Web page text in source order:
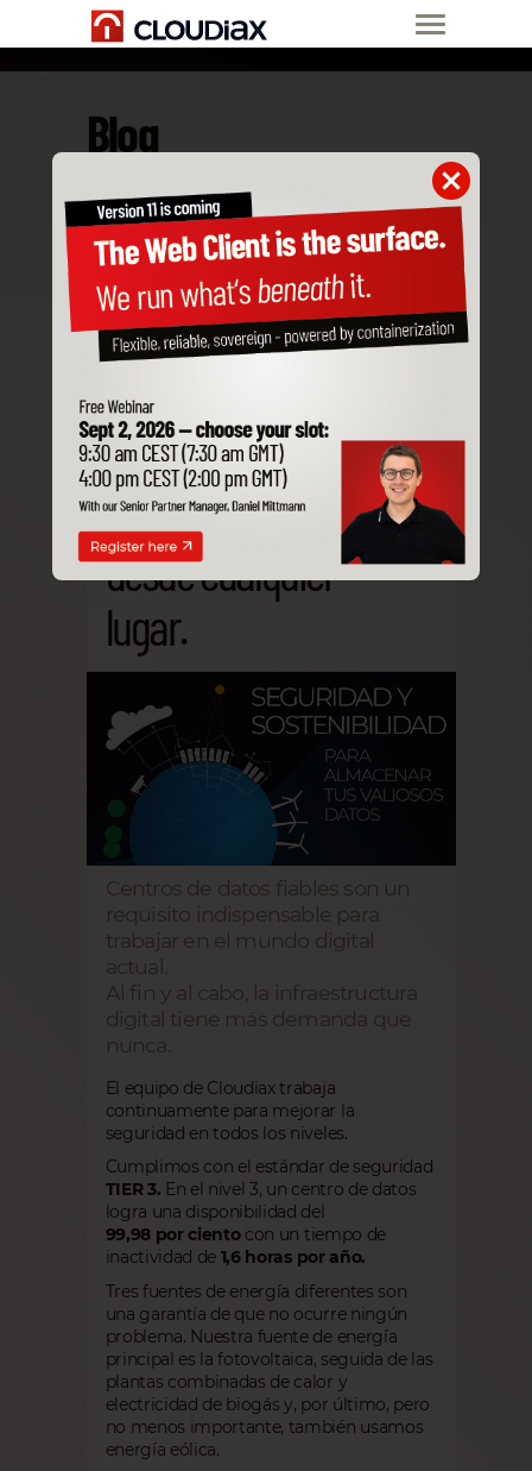
Blog
27 Jan 22
Da a tus datos un
hogar seguro y
disfruta de la
máxima
disponibilidad
desde cualquier
lugar.
Centros de datos fiables son un
requisito indispensable para
trabajar en el mundo digital
actual.
Al fin y al cabo, la infraestructura
digital tiene más demanda que
nunca.
El equipo de Cloudiax trabaja
continuamente para mejorar la
seguridad en todos los niveles.
Cumplimos con el estándar de seguridad
TIER 3. En el nivel 3, un centro de datos
logra una disponibilidad del
99,98 por cientocon un tiempo de
inactividad de 1,6 horas por año.
Tres fuentes de energía diferentes son
una garantía de que no ocurre ningún
problema. Nuestra fuente de energía
principal es la fotovoltaica, seguida de las
plantas combinadas de calor y
electricidad de biogás y, por último, pero
no menos importante, también usamos
energía eólica.